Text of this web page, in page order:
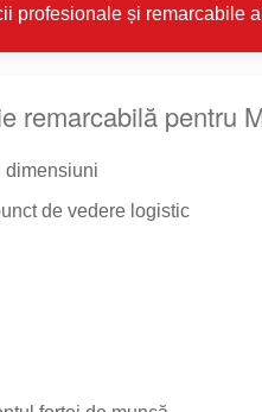
profesionale și
remarcabilă pentru
dimensiuni
de vedere logistic